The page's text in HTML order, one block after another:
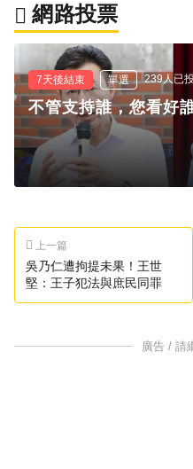
網路投票
7天後結束 單選 239人已
不管支持誰，您看好
上一篇
吳乃仁遭拘提未果！王世
堅：王子犯法與庶民同罪
廣告 / 請